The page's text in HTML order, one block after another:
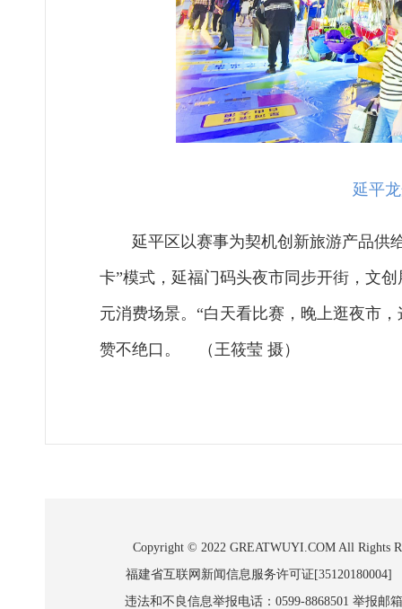
延平
延平区以赛事为契机创新旅游产品供
卡”模式，延福门码头夜市同步开街，文
元消费场景。“白天看比赛，晚上逛夜市
赞不绝口。 （王筱莹 摄）
Copyright © 2022 GREATWUYI.COM All Rights
福建省互联网新闻信息服务许可证
违法和不良信息举报电话：0599-8868501 举报邮